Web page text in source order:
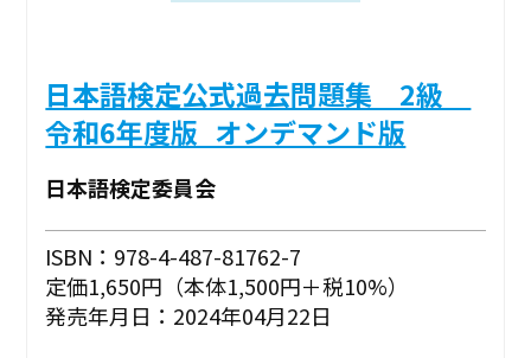
日本語検定公式過去問題集 2級
令和6年度版_オンデマンド版
日本語検定委員会
ISBN：978-4-487-81762-7
定価1,650円（本体1,500円＋税10%）
発売年月日：2024年04月22日